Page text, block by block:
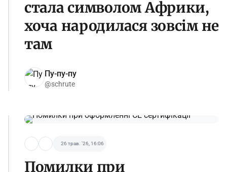
стала символом Африки,
хоча народилася зовсім не
там
Пу-пу-пу
@schrute
26 трав. '26, 16:06
Помилки при